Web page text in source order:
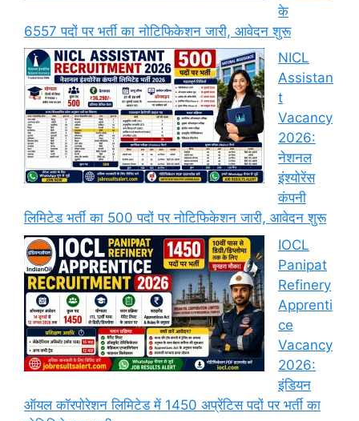
के
6557 पदों पर भर्ती का नोटिफिकेशन जारी, आवेदन शुरू
NICL
Assistan
t
Vacancy
2026:
नेशनल
इंश्योरेंस
कंपनी
लिमिटेड भर्ती का 500 पदों पर नोटिफिकेशन जारी, आवेदन शुरू
IOCL
Panipat
Refinery
Apprenti
ce
Vacancy
2026:
इंडियन
ऑयल कॉरपोरेशन लिमिटेड में 1450 अप्रेंटिस पदों पर भर्ती का